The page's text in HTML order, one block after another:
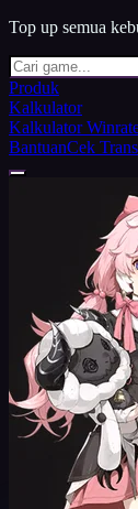
Top up semua
Produk
Kalkulator
Kalkulator
BantuanCek